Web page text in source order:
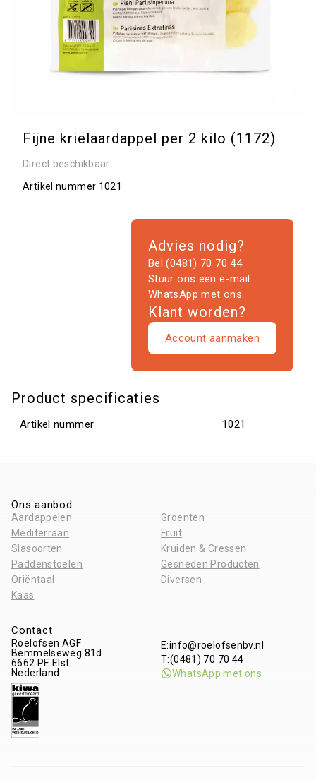
Fijne krielaardappel per 2 kilo (1172)
Direct beschikbaar.
Artikel nummer 1021
Advies nodig?
Bel (0481) 70 70 44
Stuur ons een e-mail
WhatsApp met ons
Klant worden?
Account aanmaken
Product specificaties
Artikel nummer 1021
Ons aanbod
Aardappelen
Groenten
Mediterraan
Fruit
Slasoorten
Kruiden & Cressen
Paddenstoelen
Gesneden Producten
Oriëntaal
Diversen
Kaas
Contact
Roelofsen AGF
Bemmelseweg 81d
6662 PE Elst
Nederland
E:info@roelofsenbv.nl
T:(0481) 70 70 44
WhatsApp met ons